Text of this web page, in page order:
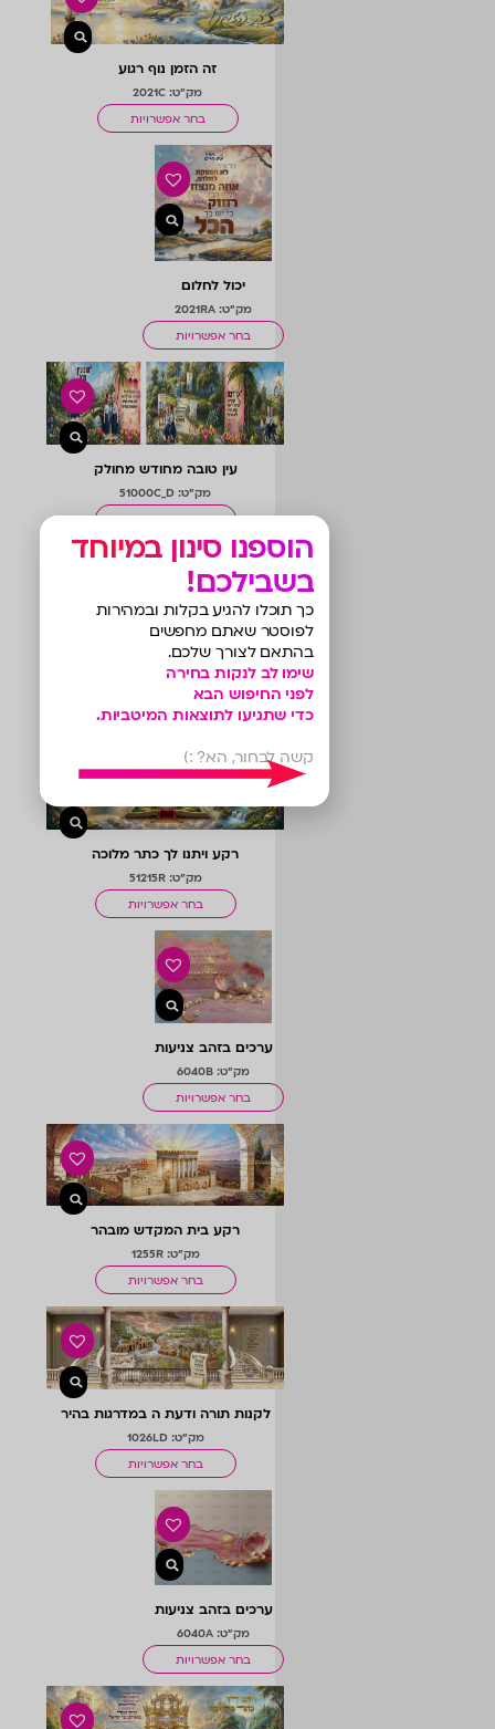
זה הזמן נוף רגוע
מק"ט: 2021C
בחר אפשרויות
יכול לחלום
מק"ט: 2021RA
בחר אפשרויות
עין טובה מחודש מחולק
מק"ט: 51000C_D
בחר אפשרויות
לוח מודעות חד
פעמיותי
מק"ט: 9401M
בחר אפשרויות
רקע ויתנו לך כתר מלוכה
מק"ט: 51215R
בחר אפשרויות
ערכים בזהב צניעות
מק"ט: 6040B
בחר אפשרויות
רקע בית המקדש מובהר
מק"ט: 1255R
בחר אפשרויות
לקנות תורה ודעת ה במדרגות בהיר
מק"ט: 1026LD
בחר אפשרויות
ערכים בזהב צניעות
מק"ט: 6040A
בחר אפשרויות
הוספנו סינון במיוחד
בשבילכם!
כך תוכלו להגיע בקלות ובמהירות
לפוסטר שאתם מחפשים
בהתאם לצורך שלכם.
שימו לב לנקות בחירה
לפני החיפוש הבא
כדי שתגיעו לתוצאות המיטביות.
קשה לבחור, הא? :)